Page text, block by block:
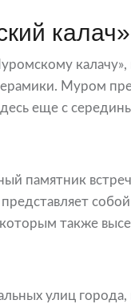
калач»
Муром
еще с
памятник
также
улиц